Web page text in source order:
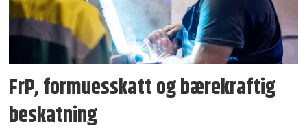
FrP, formuesskatt og bærekraftig
beskatning